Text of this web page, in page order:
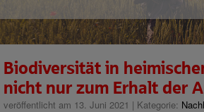
Biodiversität in
nicht nur zum Erhalt der
veröffentlicht am 13. Juni 2021 | Kategorie: